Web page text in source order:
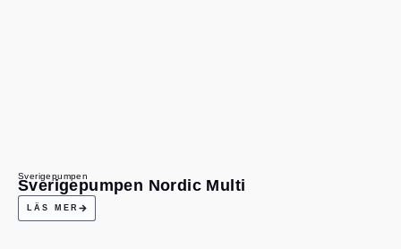
Sverigepumpen
Sverigepumpen Nordic Multi
LÄS MER